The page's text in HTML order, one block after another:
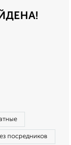
посредников